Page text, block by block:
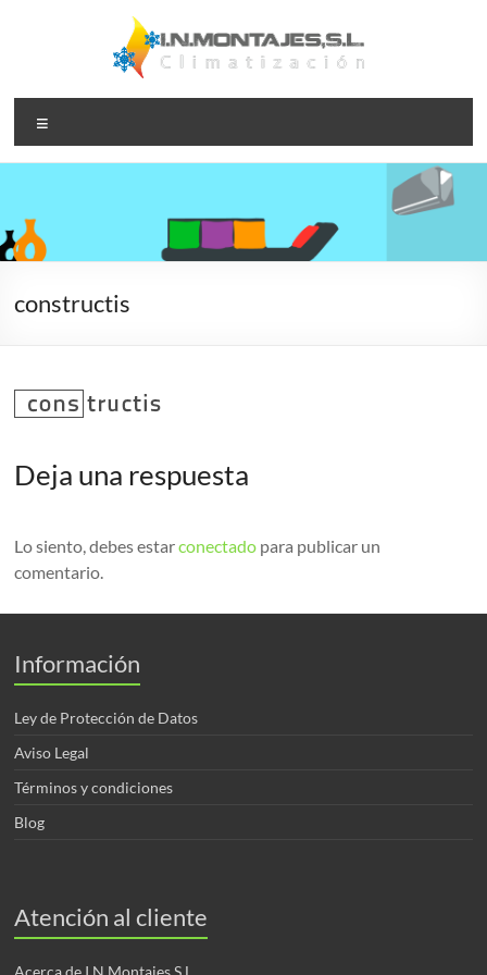
I.N.Montajes,S.L.
– Climatización
Instalación,
reparación y
mantenimiento
acondicionado
y calefacción
constructis
Deja una respuesta
Lo siento, debes estarconectado para publicar un
comentario.
Información
Ley de Protección de Datos
Aviso Legal
Términos y condiciones
Blog
Atención al cliente
Acerca de I.N.Montajes,S.L.